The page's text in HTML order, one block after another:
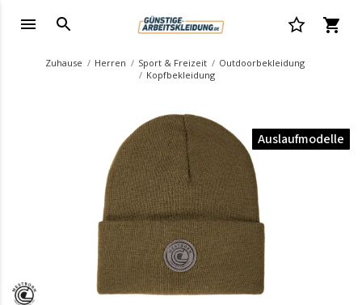
Zuhause Herren Sport & Freizeit
Outdoorbekleidung
Kopfbekleidung
Auslaufmodelle